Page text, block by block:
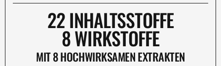
22 INHALTSSTOFFE
8 WIRKSTOFFE
MIT 8 HOCHWIRKSAMEN EXTRAKTEN